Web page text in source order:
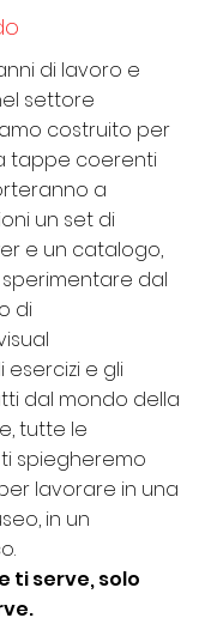
di lavoro e
settore
costruito per
tappe coerenti
a
un set di
e un catalogo,
dal
di
esercizi e gli
dal mondo della
tutte le
spiegheremo
lavorare in una
in un
ti serve, solo